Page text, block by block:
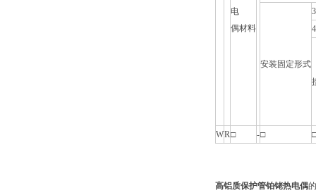
电
偶材料
安装固定形式
3
4
WR□ -□ □
高铝质保护管铂铑热电偶